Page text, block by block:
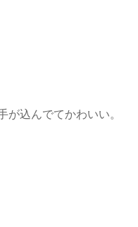
込んでてかわいい。